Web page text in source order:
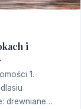
i
1.
drewniane…